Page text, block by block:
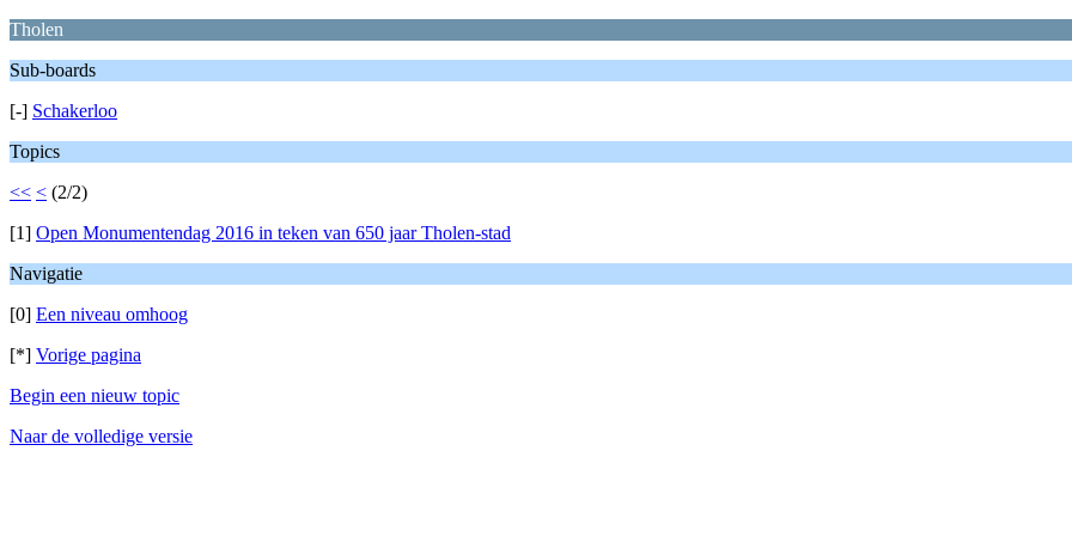
Tholen
Sub-boards
[-] Schakerloo
Topics
<< < (2/2)
[1] Open Monumentendag 2016 in teken van 650 jaar Tholen-stad
Navigatie
[0] Een niveau omhoog
[*] Vorige pagina
Begin een nieuw topic
Naar de volledige versie